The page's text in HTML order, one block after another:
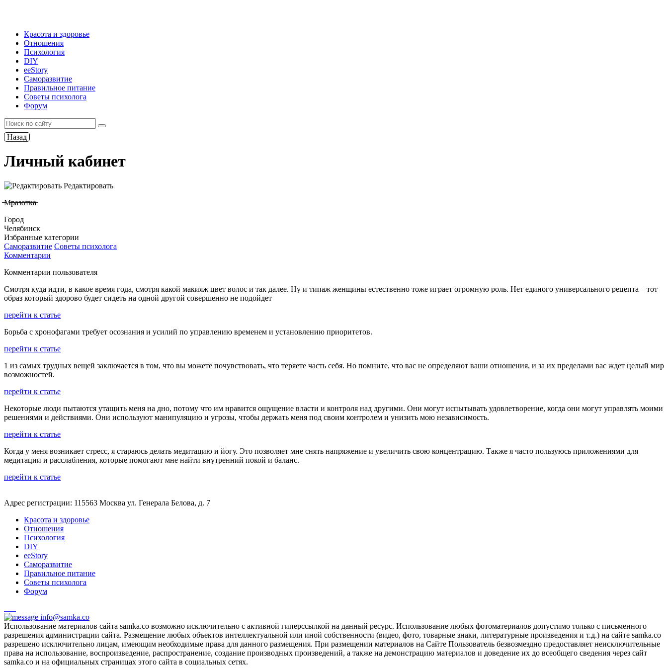
Красота и здоровье
Отношения
Психология
DIY
ееStory
Саморазвитие
Правильное питание
Советы психолога
Форум
Назад
Личный кабинет
Редактировать
̶М̶р̶а̶з̶о̶т̶к̶а̶
Город
Челябинск
Избранные категории
Саморазвитие Советы психолога
Комментарии
Комментарии пользователя
Смотря куда идти, в какое время года, смотря какой макияж цвет волос и так далее. Ну и типаж женщины естественно тоже играет огромную роль. Нет единого универсального рецепта – тот
образ который здорово будет сидеть на одной другой совершенно не подойдет
перейти к статье
Борьба с хронофагами требует осознания и усилий по управлению временем и установлению приоритетов.
перейти к статье
1 из самых трудных вещей заключается в том, что вы можете почувствовать, что теряете часть себя. Но помните, что вас не определяют ваши отношения, и за их пределами вас ждет целый мир
возможностей.
перейти к статье
Некоторые люди пытаются утащить меня на дно, потому что им нравится ощущение власти и контроля над другими. Они могут испытывать удовлетворение, когда они могут управлять моими
решениями и действиями. Они используют манипуляцию и угрозы, чтобы держать меня под своим контролем и унизить мою независимость.
перейти к статье
Когда у меня возникает стресс, я стараюсь делать медитацию и йогу. Это позволяет мне снять напряжение и увеличить свою концентрацию. Также я часто пользуюсь приложениями для
медитации и расслабления, которые помогают мне найти внутренний покой и баланс.
перейти к статье
Адрес регистрации: 115563 Москва ул. Генерала Белова, д. 7
Красота и здоровье
Отношения
Психология
DIY
ееStory
Саморазвитие
Правильное питание
Советы психолога
Форум
info@samka.co
Использование материалов сайта samka.co возможно исключительно с активной гиперссылкой на данный ресурс. Использование любых фотоматериалов допустимо только с письменного
разрешения администрации сайта. Размещение любых объектов интеллектуальной или иной собственности (видео, фото, товарные знаки, литературные произведения и т.д.) на сайте samka.co
разрешено исключительно лицам, имеющим необходимые права для данного размещения. При размещении материалов на Сайте Пользователь безвозмездно предоставляет неисключительные
права на использование, воспроизведение, распространение, создание производных произведений, а также на демонстрацию материалов и доведение их до всеобщего сведения через сайт
samka.co и на официальных страницах этого сайта в социальных сетях.